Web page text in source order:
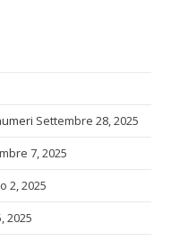
Settembre 28, 2025
7, 2025
2, 2025
2025